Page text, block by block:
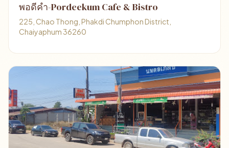
พอดีคำ-Pordeekum Cafe & Bistro
225, Chao Thong, Phakdi Chumphon District,
Chaiyaphum 36260